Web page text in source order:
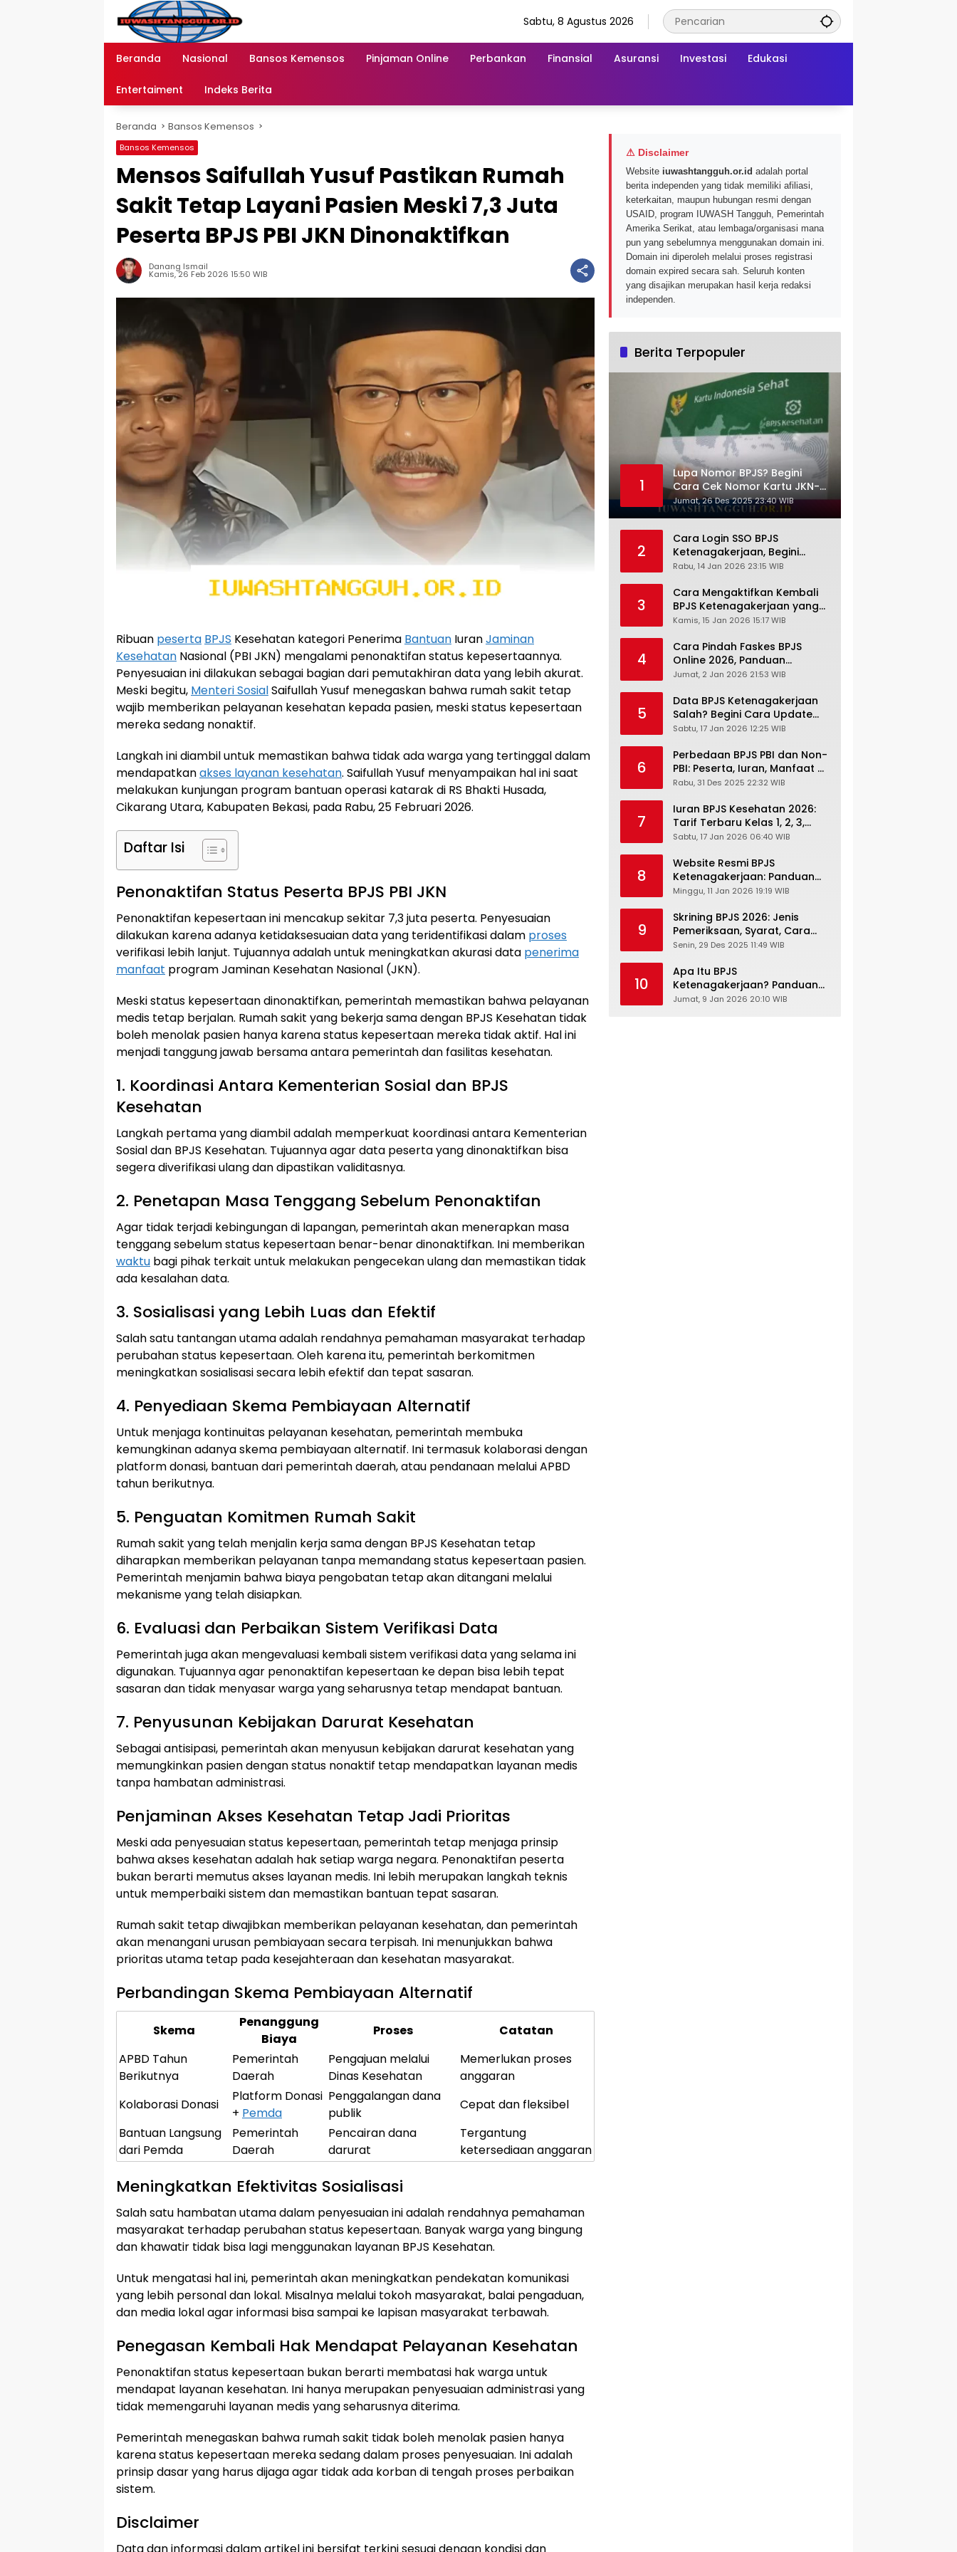
Sabtu, 8 Agustus 2026
Beranda Nasional Bansos Kemensos Pinjaman Online Perbankan Finansial Asuransi Investasi Edukasi
Entertaiment Indeks Berita
Beranda Bansos Kemensos
Bansos Kemensos
Mensos Saifullah Yusuf Pastikan Rumah
Sakit Tetap Layani Pasien Meski 7,3 Juta
Peserta BPJS PBI JKN Dinonaktifkan
Danang Ismail
Kamis, 26 Feb 2026 15:50 WIB
Ribuan peserta BPJS Kesehatan kategori Penerima Bantuan IuranJaminan
Kesehatan Nasional (PBI JKN) mengalami penonaktifan status kepesertaannya.
Penyesuaian ini dilakukan sebagai bagian dari pemutakhiran data yang lebih akurat.
Meski begitu, Menteri SosialSaifullah Yusuf menegaskan bahwa rumah sakit tetap
wajib memberikan pelayanan kesehatan kepada pasien, meski status kepesertaan
mereka sedang nonaktif.
Langkah ini diambil untuk memastikan bahwa tidak ada warga yang tertinggal dalam
mendapatkanakses layanan kesehatan. Saifullah Yusuf menyampaikan hal ini saat
melakukan kunjungan program bantuan operasi katarak di RS Bhakti Husada,
Cikarang Utara, Kabupaten Bekasi, pada Rabu, 25 Februari 2026.
Daftar Isi
Penonaktifan Status Peserta BPJS PBI JKN
Penonaktifan kepesertaan ini mencakup sekitar 7,3 juta peserta. Penyesuaian
dilakukan karena adanya ketidaksesuaian data yang teridentifikasi dalam proses
verifikasi lebih lanjut. Tujuannya adalah untuk meningkatkan akurasi data penerima
manfaat program Jaminan Kesehatan Nasional (JKN).
Meski status kepesertaan dinonaktifkan, pemerintah memastikan bahwa pelayanan
medis tetap berjalan. Rumah sakit yang bekerja sama dengan BPJS Kesehatan tidak
boleh menolak pasien hanya karena status kepesertaan mereka tidak aktif. Hal ini
menjadi tanggung jawab bersama antara pemerintah dan fasilitas kesehatan.
1. Koordinasi Antara Kementerian Sosial dan BPJS
Kesehatan
Langkah pertama yang diambil adalah memperkuat koordinasi antara Kementerian
Sosial dan BPJS Kesehatan. Tujuannya agar data peserta yang dinonaktifkan bisa
segera diverifikasi ulang dan dipastikan validitasnya.
2. Penetapan Masa Tenggang Sebelum Penonaktifan
Agar tidak terjadi kebingungan di lapangan, pemerintah akan menerapkan masa
tenggang sebelum status kepesertaan benar-benar dinonaktifkan. Ini memberikan
waktu bagi pihak terkait untuk melakukan pengecekan ulang dan memastikan tidak
ada kesalahan data.
3. Sosialisasi yang Lebih Luas dan Efektif
Salah satu tantangan utama adalah rendahnya pemahaman masyarakat terhadap
perubahan status kepesertaan. Oleh karena itu, pemerintah berkomitmen
meningkatkan sosialisasi secara lebih efektif dan tepat sasaran.
4. Penyediaan Skema Pembiayaan Alternatif
Untuk menjaga kontinuitas pelayanan kesehatan, pemerintah membuka
kemungkinan adanya skema pembiayaan alternatif. Ini termasuk kolaborasi dengan
platform donasi, bantuan dari pemerintah daerah, atau pendanaan melalui APBD
tahun berikutnya.
5. Penguatan Komitmen Rumah Sakit
Rumah sakit yang telah menjalin kerja sama dengan BPJS Kesehatan tetap
diharapkan memberikan pelayanan tanpa memandang status kepesertaan pasien.
Pemerintah menjamin bahwa biaya pengobatan tetap akan ditangani melalui
mekanisme yang telah disiapkan.
6. Evaluasi dan Perbaikan Sistem Verifikasi Data
Pemerintah juga akan mengevaluasi kembali sistem verifikasi data yang selama ini
digunakan. Tujuannya agar penonaktifan kepesertaan ke depan bisa lebih tepat
sasaran dan tidak menyasar warga yang seharusnya tetap mendapat bantuan.
7. Penyusunan Kebijakan Darurat Kesehatan
Sebagai antisipasi, pemerintah akan menyusun kebijakan darurat kesehatan yang
memungkinkan pasien dengan status nonaktif tetap mendapatkan layanan medis
tanpa hambatan administrasi.
Penjaminan Akses Kesehatan Tetap Jadi Prioritas
Meski ada penyesuaian status kepesertaan, pemerintah tetap menjaga prinsip
bahwa akses kesehatan adalah hak setiap warga negara. Penonaktifan peserta
bukan berarti memutus akses layanan medis. Ini lebih merupakan langkah teknis
untuk memperbaiki sistem dan memastikan bantuan tepat sasaran.
Rumah sakit tetap diwajibkan memberikan pelayanan kesehatan, dan pemerintah
akan menangani urusan pembiayaan secara terpisah. Ini menunjukkan bahwa
prioritas utama tetap pada kesejahteraan dan kesehatan masyarakat.
Perbandingan Skema Pembiayaan Alternatif
Skema
Penanggung
Biaya
Proses
Catatan
APBD Tahun
Berikutnya
Pemerintah
Daerah
Pengajuan melalui
Dinas Kesehatan
Memerlukan proses
anggaran
Kolaborasi Donasi
Platform Donasi
+ Pemda
Penggalangan dana
publik
Cepat dan fleksibel
Bantuan Langsung
dari Pemda
Pemerintah
Daerah
Pencairan dana
darurat
Tergantung
ketersediaan anggaran
Meningkatkan Efektivitas Sosialisasi
Salah satu hambatan utama dalam penyesuaian ini adalah rendahnya pemahaman
masyarakat terhadap perubahan status kepesertaan. Banyak warga yang bingung
dan khawatir tidak bisa lagi menggunakan layanan BPJS Kesehatan.
Untuk mengatasi hal ini, pemerintah akan meningkatkan pendekatan komunikasi
yang lebih personal dan lokal. Misalnya melalui tokoh masyarakat, balai pengaduan,
dan media lokal agar informasi bisa sampai ke lapisan masyarakat terbawah.
Penegasan Kembali Hak Mendapat Pelayanan Kesehatan
Penonaktifan status kepesertaan bukan berarti membatasi hak warga untuk
mendapat layanan kesehatan. Ini hanya merupakan penyesuaian administrasi yang
tidak memengaruhi layanan medis yang seharusnya diterima.
Pemerintah menegaskan bahwa rumah sakit tidak boleh menolak pasien hanya
karena status kepesertaan mereka sedang dalam proses penyesuaian. Ini adalah
prinsip dasar yang harus dijaga agar tidak ada korban di tengah proses perbaikan
sistem.
Disclaimer
⚠ Disclaimer
Website iuwashtangguh.or.id adalah portal
berita independen yang tidak memiliki afiliasi,
keterkaitan, maupun hubungan resmi dengan
USAID, program IUWASH Tangguh, Pemerintah
Amerika Serikat, atau lembaga/organisasi mana
pun yang sebelumnya menggunakan domain ini.
Domain ini diperoleh melalui proses registrasi
domain expired secara sah. Seluruh konten
yang disajikan merupakan hasil kerja redaksi
independen.
Berita Terpopuler
1
Lupa Nomor BPJS? Begini
Cara Cek Nomor Kartu JKN-
KIS dengan NIK KTP
Jumat, 26 Des 2025 23:40 WIB
2
Cara Login SSO BPJS
Ketenagakerjaan, Begini
Tutorial Lengkap dan
Rabu, 14 Jan 2026 23:15 WIB
3
Cara Mengaktifkan Kembali
BPJS Ketenagakerjaan yang
Nonaktif, Begini Panduan
Kamis, 15 Jan 2026 15:17 WIB
4
Cara Pindah Faskes BPJS
Online 2026, Panduan
Lengkap via Mobile JKN,
Cabang
Jumat, 2 Jan 2026 21:53 WIB
5
Data BPJS Ketenagakerjaan
Salah? Begini Cara Update
Rekening, Alamat, HP di JMO
Sabtu, 17 Jan 2026 12:25 WIB
6
Perbedaan BPJS PBI dan Non-
PBI: Peserta, Iuran, Manfaat &
Masa Berlaku Terbaru 2026
Rabu, 31 Des 2025 22:32 WIB
7
Iuran BPJS Kesehatan 2026:
Tarif Terbaru Kelas 1, 2, 3,
Cara Bayar, Denda &
JKN-KIS
Sabtu, 17 Jan 2026 06:40 WIB
8
Website Resmi BPJS
Ketenagakerjaan: Panduan
Lengkap Akses dan Fitur
Minggu, 11 Jan 2026 19:19 WIB
9
Skrining BPJS 2026: Jenis
Pemeriksaan, Syarat, Cara
Daftar & Cek Riwayat
Senin, 29 Des 2025 11:49 WIB
10
Apa Itu BPJS
Ketenagakerjaan? Panduan
Lengkap untuk Pekerja dan
Jumat, 9 Jan 2026 20:10 WIB